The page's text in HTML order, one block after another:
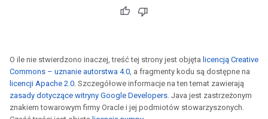
O ile nie stwierdzono inaczej, treść tej strony jest objęta licencją Creative
Commons – uznanie autorstwa 4.0, a fragmenty kodu są dostępne na
licencji Apache 2.0. Szczegółowe informacje na ten temat zawierają
zasady dotyczące witryny Google Developers. Java jest zastrzeżonym
znakiem towarowym firmy Oracle i jej podmiotów stowarzyszonych.